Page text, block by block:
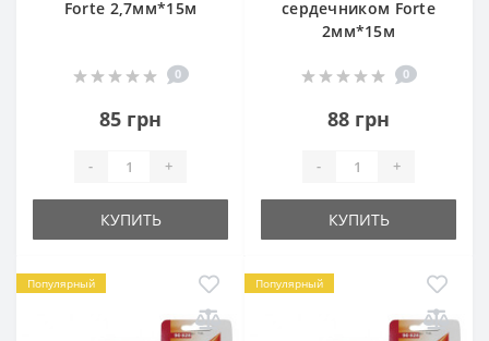
Forte 2,7мм*15м
0
85 грн
- +
КУПИТЬ
сердечником Forte
2мм*15м
0
88 грн
- +
КУПИТЬ
Популярный Популярный